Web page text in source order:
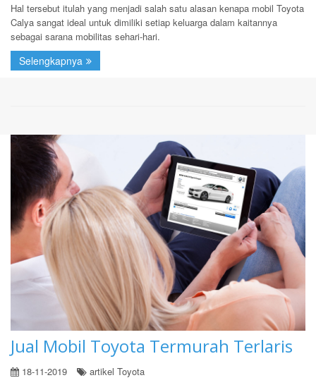
Hal tersebut itulah yang menjadi salah satu alasan kenapa mobil Toyota
Calya sangat ideal untuk dimiliki setiap keluarga dalam kaitannya
sebagai sarana mobilitas sehari-hari.
Selengkapnya
Jual Mobil Toyota Termurah Terlaris
18-11-2019
artikel Toyota